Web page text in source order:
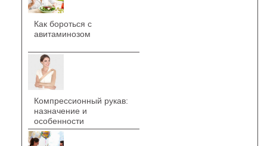
Как бороться с
авитаминозом
Компрессионный рукав:
назначение и
особенности